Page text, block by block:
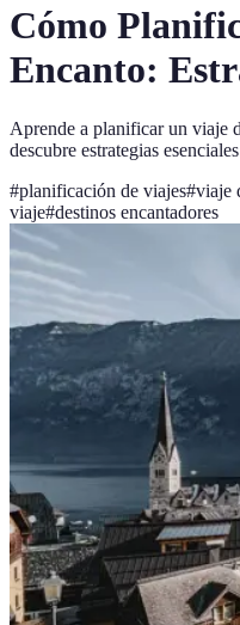
Cómo
Encanto:
Aprende a planificar un viaje
descubre estrategias
#planificación de viajes#viaje
viaje#destinos encantadores